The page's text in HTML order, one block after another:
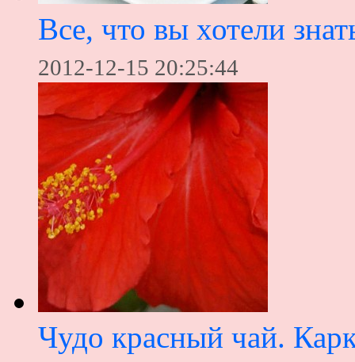
Все, что вы хотели
2012-12-15 20:25:44
Чудо красный чай.